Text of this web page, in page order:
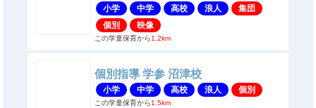
小学 中学 高校 浪人
集団
個別
映像
この学童保育から1.2km
個別指導 学参 沼津校
小学 中学 高校 浪人 個別
この学童保育から1.5km